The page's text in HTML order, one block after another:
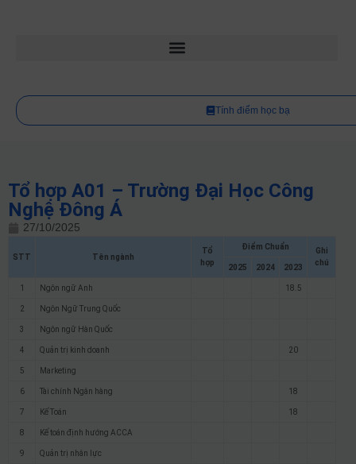
Tính điểm học bạ
Tổ hợp A01 – Trường Đại Học Công
Nghệ Đông Á
27/10/2025
STT Tên ngành
Tổ
hợp
Điểm Chuẩn
Ghi
chú
2025 2024 2023
1 Ngôn ngữ Anh 18.5
2 Ngôn Ngữ Trung Quốc
3 Ngôn ngữ Hàn Quốc
4 Quản trị kinh doanh 20
5 Marketing
6 Tài chính Ngân hàng 18
7 Kế Toán 18
8 Kế toán định hướng ACCA
9 Quản trị nhân lực